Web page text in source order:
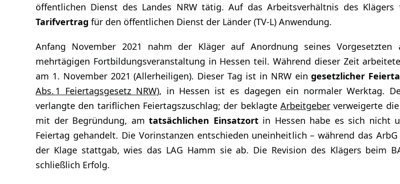
öffentlichen Dienst des Landes NRW tätig. Auf das Arbeitsverhältnis des Klägers
Tarifvertrag für den öffentlichen Dienst der Länder (TV-L) Anwendung.
Anfang November 2021 nahm der Kläger auf Anordnung seines Vorgesetzten
mehrtägigen Fortbildungsveranstaltung in Hessen teil. Während dieser Zeit
am 1. November 2021 (Allerheiligen). Dieser Tag ist in NRW eingesetzlicher
Abs. 1 Feiertagsgesetz NRW), in Hessen ist es dagegen ein normaler Werktag.
verlangte den tariflichen Feiertagszuschlag; der beklagte Arbeitgeber verweigerte
mit der Begründung, amtatsächlichen Einsatzortin Hessen habe es sich nicht
Feiertag gehandelt. Die Vorinstanzen entschieden uneinheitlich – während das
der Klage stattgab, wies das LAG Hamm sie ab. Die Revision des Klägers beim
schließlich Erfolg.